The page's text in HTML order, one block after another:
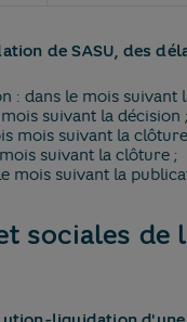
de SASU, des
: dans le mois suivant
suivant la décision ;
mois suivant la
suivant la clôture ;
mois suivant la
sociales de